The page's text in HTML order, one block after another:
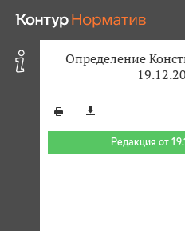
Определение
Редакция от